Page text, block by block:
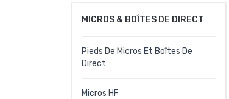
MICROS & BOÎTES DE DIRECT
Pieds De Micros Et Boîtes De
Direct
Micros HF